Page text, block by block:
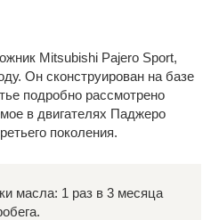
Mitsubishi Pajero Sport,
Он сконструирован на базе
подробно рассмотрено
в двигателях Паджеро
поколения.
масла: 1 раз в 3 месяца